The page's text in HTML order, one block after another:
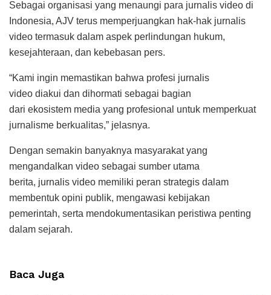
Sebagai organisasi yang menaungi para jurnalis video di
Indonesia, AJV terus memperjuangkan hak-hak jurnalis
video termasuk dalam aspek perlindungan hukum,
kesejahteraan, dan kebebasan pers.
“Kami ingin memastikan bahwa profesi jurnalis
video diakui dan dihormati sebagai bagian
dari ekosistem media yang profesional untuk memperkuat
jurnalisme berkualitas,” jelasnya.
Dengan semakin banyaknya masyarakat yang
mengandalkan video sebagai sumber utama
berita, jurnalis video memiliki peran strategis dalam
membentuk opini publik, mengawasi kebijakan
pemerintah, serta mendokumentasikan peristiwa penting
dalam sejarah.
Baca Juga